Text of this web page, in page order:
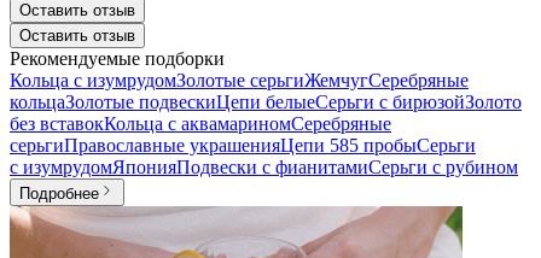
Оставить отзыв
Оставить отзыв
Рекомендуемые подборки
Кольца с изумрудомЗолотые серьгиЖемчугСеребряные
кольцаЗолотые подвескиЦепи белыеСерьги с бирюзойЗолото
без вставокКольца с аквамариномСеребряные
серьгиПравославные украшенияЦепи 585 пробыСерьги
с изумрудомЯпонияПодвески с фианитамиСерьги с рубином
Подробнее